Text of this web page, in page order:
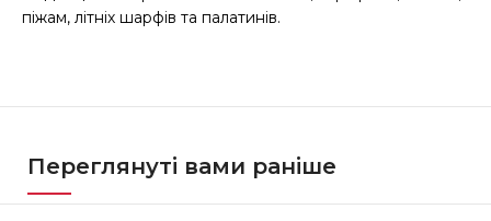
піжам, літніх шарфів та палатинів.
Переглянуті вами раніше